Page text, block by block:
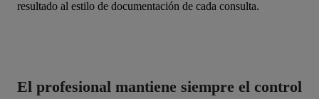
resultado al estilo de documentación de cada consulta.
El profesional mantiene siempre el control